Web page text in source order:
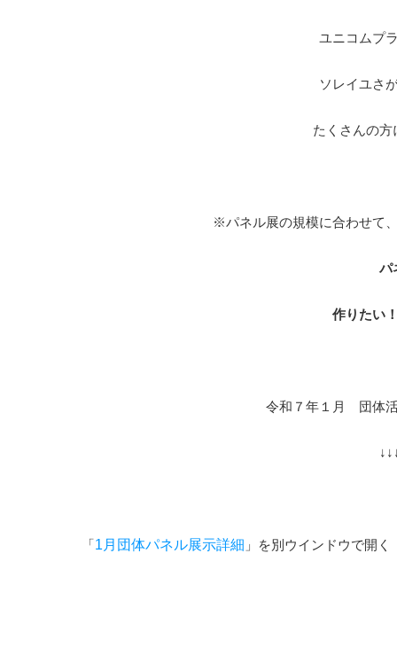
ユニコム
ソレイユ
たくさんの
※パネル展の規模に合わせて
パ
作りたい
令和７年１月 団体
「1月団体パネル展示詳細 」を別ウインドウで開く